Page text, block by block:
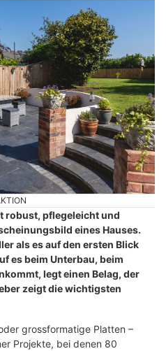
robust, pflegeleicht und
eines Hauses.
als es auf den ersten Blick
es beim Unterbau, beim
legt einen Belag, der
zeigt die wichtigsten
grossformatige Platten –
Projekte, bei denen 80